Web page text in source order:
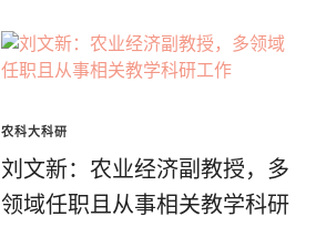
农科大科研
刘文新：农业经济副教授，多
领域任职且从事相关教学科研